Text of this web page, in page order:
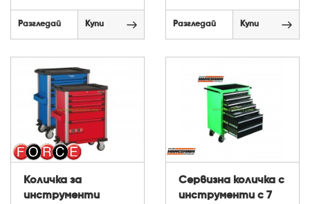
Разгледай Купи Разгледай Купи
Количка за
инструменти
Сервизна количка с
инструменти с 7